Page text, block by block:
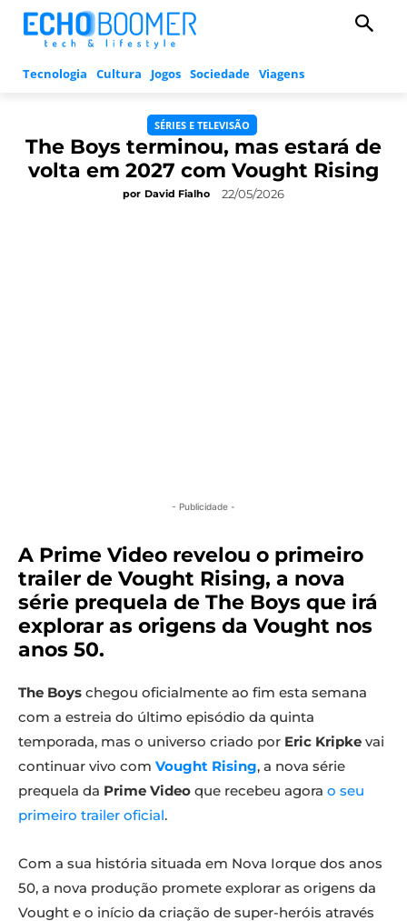
Tecnologia Cultura Jogos Sociedade Viagens
SÉRIES E TELEVISÃO
The Boys terminou, mas estará de
volta em 2027 com Vought Rising
por David Fialho 22/05/2026
- Publicidade -
A Prime Video revelou o primeiro
trailer de Vought Rising, a nova
série prequela de The Boys que irá
explorar as origens da Vought nos
anos 50.
The Boys chegou oficialmente ao fim esta semana
com a estreia do último episódio da quinta
temporada, mas o universo criado por Eric Kripke vai
continuar vivo com Vought Rising, a nova série
prequela da Prime Video que recebeu agora o seu
primeiro trailer oficial.
Com a sua história situada em Nova Iorque dos anos
50, a nova produção promete explorar as origens da
Vought e o início da criação de super-heróis através